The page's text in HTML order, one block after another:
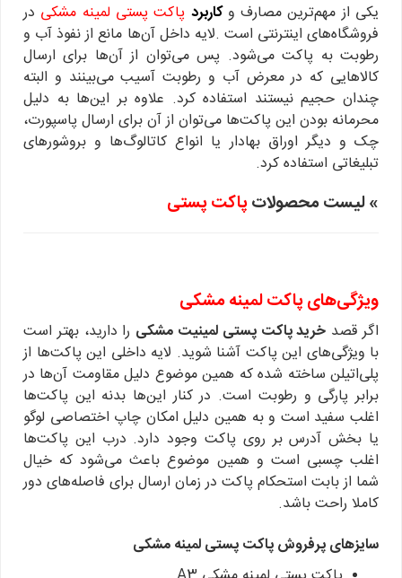
یکی از مهم‌ترین مصارف وکاربرد پاکت پستی لمینه مشکی در
فروشگاه‌های اینترنتی است .لایه داخل آن‌ها مانع از نفوذ آب و
رطوبت به پاکت می‌شود. پس می‌توان از آن‌ها برای ارسال
کالاهایی که در معرض آب و رطوبت آسیب می‌بینند و البته
چندان حجیم نیستند استفاده کرد. علاوه بر این‌ها به دلیل
محرمانه بودن این پاکت‌ها می‌توان از آن برای ارسال پاسپورت،
چک و دیگر اوراق بهادار یا انواع کاتالوگ‌ها و بروشورهای
تبلیغاتی استفاده کرد.
» لیست محصولاتپاکت پستی
ویژگی‌های پاکت لمینه مشکی
اگر قصد خرید پاکت پستی لمینیت مشکی را دارید، بهتر است
با ویژگی‌های این پاکت آشنا شوید. لایه داخلی این پاکت‌ها از
پلی‌اتیلن ساخته شده که همین موضوع دلیل مقاومت آن‌ها در
برابر پارگی و رطوبت است. در کنار این‌ها بدنه این پاکت‌ها
اغلب سفید است و به همین دلیل امکان چاپ اختصاصی لوگو
یا بخش آدرس بر روی پاکت وجود دارد. درب این پاکت‌ها
اغلب چسبی است و همین موضوع باعث می‌شود که خیال
شما از بابت استحکام پاکت در زمان ارسال برای فاصله‌های دور
کاملا راحت باشد.
سایزهای پرفروش پاکت پستی لمینه مشکی